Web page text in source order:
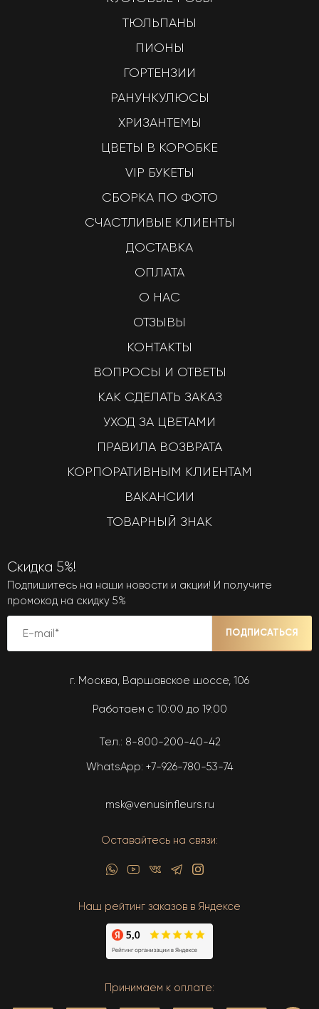
ТЮЛЬПАНЫ
ПИОНЫ
ГОРТЕНЗИИ
РАНУНКУЛЮСЫ
ХРИЗАНТЕМЫ
ЦВЕТЫ В КОРОБКЕ
VIP БУКЕТЫ
СБОРКА ПО ФОТО
СЧАСТЛИВЫЕ КЛИЕНТЫ
ДОСТАВКА
ОПЛАТА
О НАС
ОТЗЫВЫ
КОНТАКТЫ
ВОПРОСЫ И ОТВЕТЫ
КАК СДЕЛАТЬ ЗАКАЗ
УХОД ЗА ЦВЕТАМИ
ПРАВИЛА ВОЗВРАТА
КОРПОРАТИВНЫМ КЛИЕНТАМ
ВАКАНСИИ
ТОВАРНЫЙ ЗНАК
Скидка 5%!
Подпишитесь на наши новости и акции! И получите
промокод на скидку 5%
ПОДПИСАТЬСЯ
г. Москва, Варшавское шоссе, 106
Работаем с 10:00 до 19:00
Тел.: 8-800-200-40-42
WhatsApp: +7-926-780-53-74
msk@venusinfleurs.ru
Оставайтесь на связи:
Наш рейтинг заказов в Яндексе
Принимаем к оплате: